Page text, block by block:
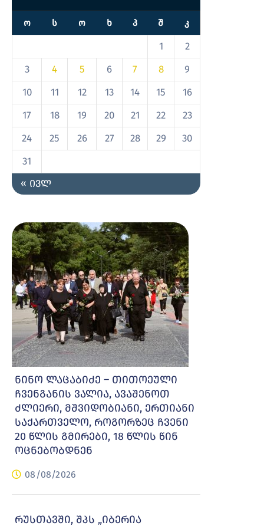
Ო Ს Ო Ხ Პ Შ Კ
1
2
3
4 5 6 7 8
9
10
11 12 13 14 15
16
17
18 19 20 21 22
23
24
25 26 27 28 29
30
31
« ივლ
ნინო ლაცაბიძე – თითოეული
ჩვენგანის ვალია, ავაშენოთ
ძლიერი, მშვიდობიანი, ერთიანი
საქართველო, როგორზეც ჩვენი
20 წლის გმირები, 18 წლის წინ
ოცნებობდნენ
08/08/2026
რუსთავში, შპს „იბერია